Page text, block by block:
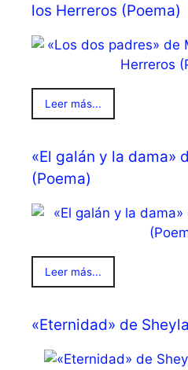
los Herreros (Poema)
Leer más...
«El galán y la dama»
(Poema)
Leer más...
«Eternidad» de